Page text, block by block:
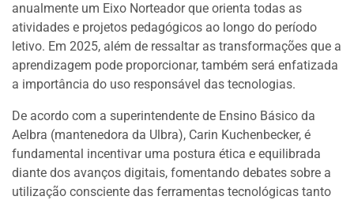
anualmente um Eixo Norteador que orienta todas as
atividades e projetos pedagógicos ao longo do período
letivo. Em 2025, além de ressaltar as transformações que a
aprendizagem pode proporcionar, também será enfatizada
a importância do uso responsável das tecnologias.
De acordo com a superintendente de Ensino Básico da
Aelbra (mantenedora da Ulbra), Carin Kuchenbecker, é
fundamental incentivar uma postura ética e equilibrada
diante dos avanços digitais, fomentando debates sobre a
utilização consciente das ferramentas tecnológicas tanto